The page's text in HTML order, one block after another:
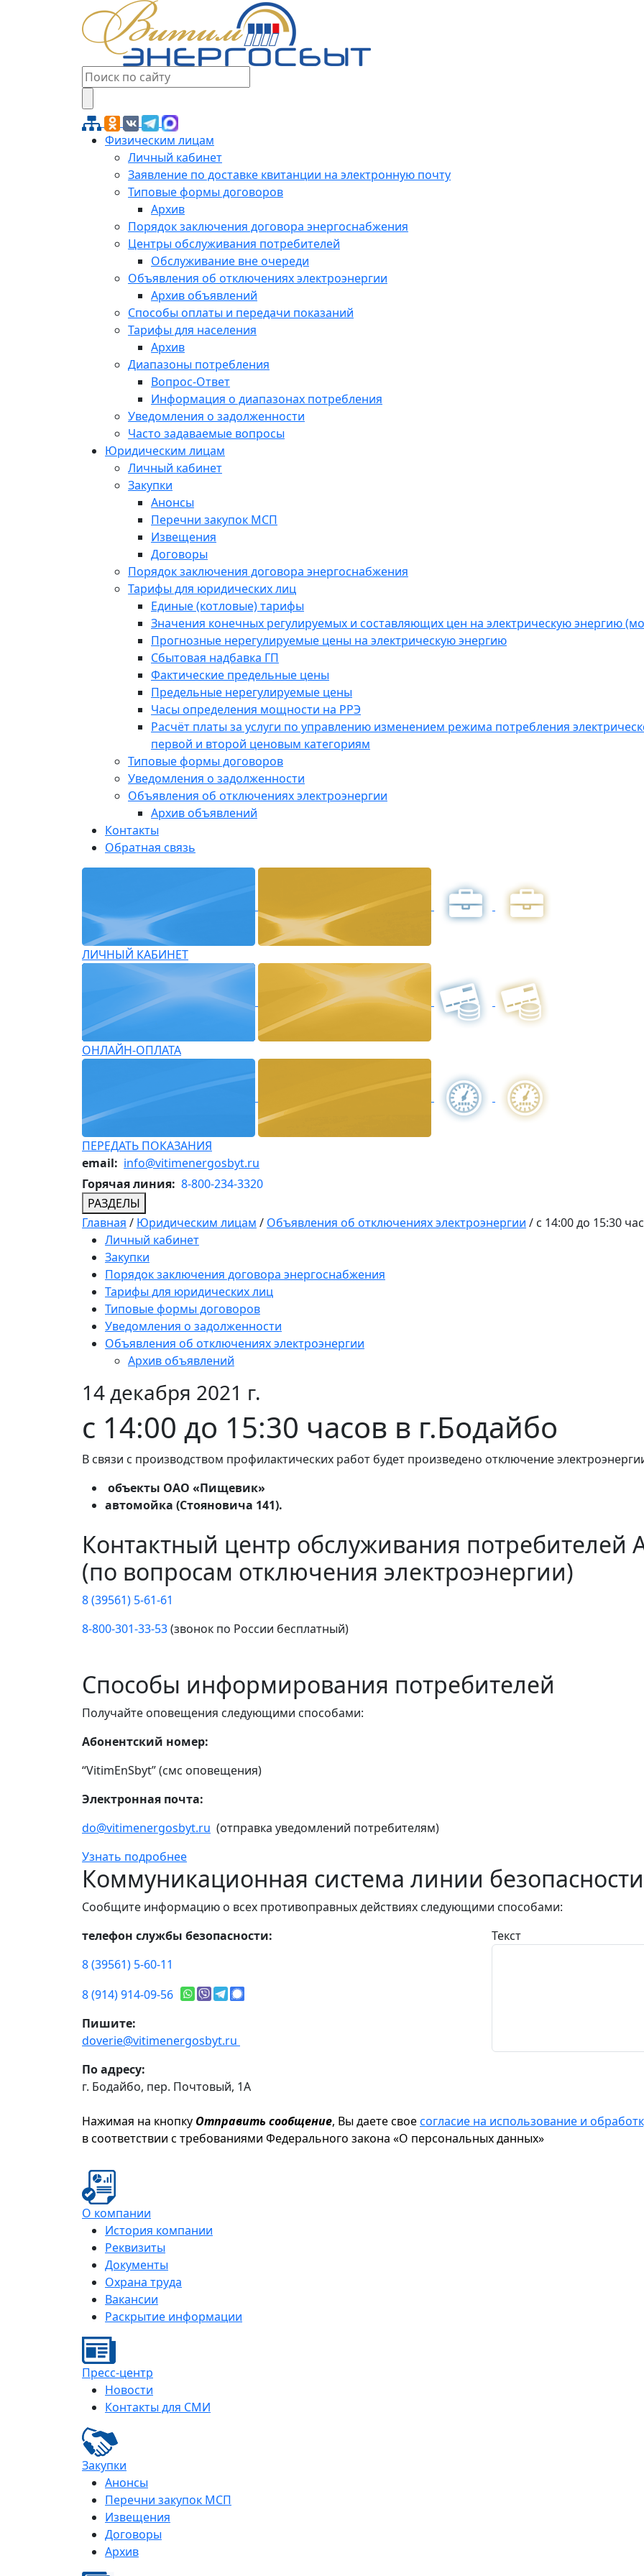
Физическим лицам
Личный кабинет
Заявление по доставке квитанции на электронную почту
Типовые формы договоров
Архив
Порядок заключения договора энергоснабжения
Центры обслуживания потребителей
Обслуживание вне очереди
Объявления об отключениях электроэнергии
Архив объявлений
Способы оплаты и передачи показаний
Тарифы для населения
Архив
Диапазоны потребления
Вопрос-Ответ
Информация о диапазонах потребления
Уведомления о задолженности
Часто задаваемые вопросы
Юридическим лицам
Личный кабинет
Закупки
Анонсы
Перечни закупок МСП
Извещения
Договоры
Порядок заключения договора энергоснабжения
Тарифы для юридических лиц
Единые (котловые) тарифы
Значения конечных регулируемых и составляющих цен на электрическую энергию
Прогнозные нерегулируемые цены на электрическую энергию
Сбытовая надбавка ГП
Фактические предельные цены
Предельные нерегулируемые цены
Часы определения мощности на РРЭ
Расчёт платы за услуги по управлению изменением режима потребления
первой и второй ценовым категориям
Типовые формы договоров
Уведомления о задолженности
Объявления об отключениях электроэнергии
Архив объявлений
Контакты
Обратная связь
ЛИЧНЫЙ КАБИНЕТ
ОНЛАЙН-ОПЛАТА
ПЕРЕДАТЬ ПОКАЗАНИЯ
email: info@vitimenergosbyt.ru
Горячая линия: 8-800-234-3320
РАЗДЕЛЫ
Главная / Юридическим лицам / Объявления об отключениях электроэнергии / c 14:00 до 15:30
Личный кабинет
Закупки
Порядок заключения договора энергоснабжения
Тарифы для юридических лиц
Типовые формы договоров
Уведомления о задолженности
Объявления об отключениях электроэнергии
Архив объявлений
14 декабря 2021 г.
c 14:00 до 15:30 часов в г.Бодайбо
В связи с производством профилактических работ будет произведено отключение
объекты ОАО «Пищевик»
автомойка (Стояновича 141).
Контактный центр обслуживания потребителей
(по вопросам отключения электроэнергии)
8 (39561) 5-61-61
8-800-301-33-53(звонок по России бесплатный)
Способы информирования потребителей
Получайте оповещения следующими способами:
Абонентский номер:
“VitimEnSbyt” (смс оповещения)
Электронная почта:
do@vitimenergosbyt.ru (отправка уведомлений потребителям)
Узнать подробнее
Коммуникационная система линии безопасности
Сообщите информацию о всех противоправных действиях следующими способами:
телефон службы безопасности:
8 (39561) 5-60-11
8 (914) 914-09-56
Пишите:
doverie@vitimenergosbyt.ru
По адресу:
г. Бодайбо, пер. Почтовый, 1А
Текст
Нажимая на кнопку Отправить сообщение, Вы даете своесогласие на использование и
в соответствии с требованиями Федерального закона «О персональных данных»
О компании
История компании
Реквизиты
Документы
Охрана труда
Вакансии
Раскрытие информации
Пресс-центр
Новости
Контакты для СМИ
Закупки
Анонсы
Перечни закупок МСП
Извещения
Договоры
Архив